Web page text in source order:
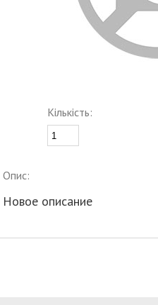
Кількість:
Опис:
Новое описание